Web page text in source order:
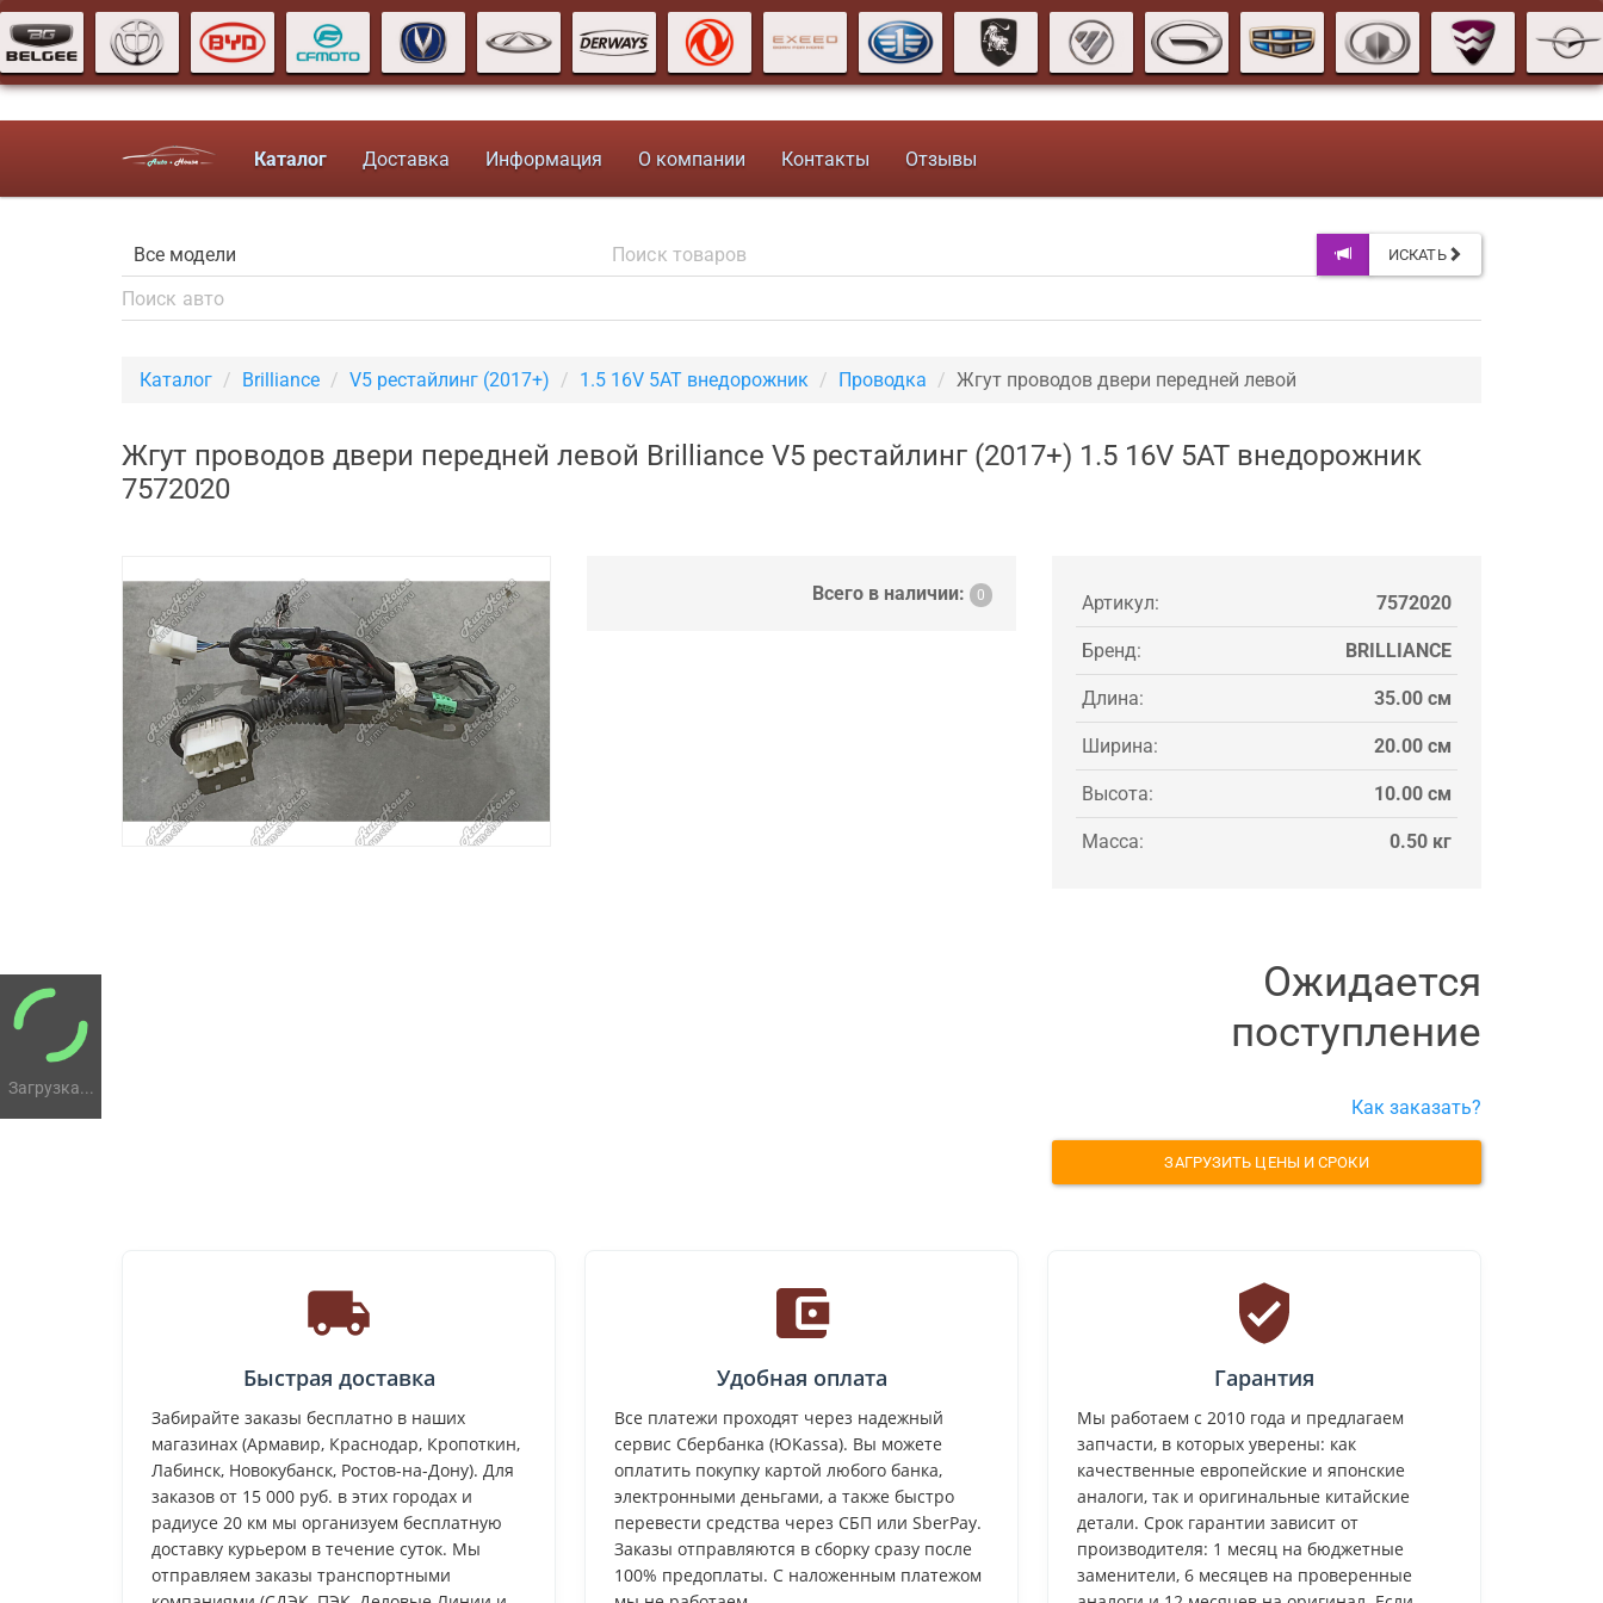
Загрузка...
Каталог Доставка Информация О компании Контакты Отзывы
ИСКАТЬ
Каталог Brilliance V5 рестайлинг (2017+) 1.5 16V 5AT внедорожник Проводка Жгут проводов двери передней левой
Жгут проводов двери передней левой Brilliance V5 рестайлинг (2017+) 1.5 16V 5AT внедорожник
7572020
Всего в наличии: 0 Артикул: 7572020
Бренд: BRILLIANCE
Длина: 35.00 см
Ширина: 20.00 см
Высота: 10.00 см
Масса: 0.50 кг
Ожидается
поступление
Как заказать?
ЗАГРУЗИТЬ ЦЕНЫ И СРОКИ
Быстрая доставка
Забирайте заказы бесплатно в наших
магазинах (Армавир, Краснодар, Кропоткин,
Лабинск, Новокубанск, Ростов-на-Дону). Для
заказов от 15 000 руб. в этих городах и
радиусе 20 км мы организуем бесплатную
доставку курьером в течение суток. Мы
отправляем заказы транспортными
Удобная оплата
Все платежи проходят через надежный
сервис Сбербанка (ЮKassa). Вы можете
оплатить покупку картой любого банка,
электронными деньгами, а также быстро
перевести средства через СБП или SberPay.
Заказы отправляются в сборку сразу после
100% предоплаты. С наложенным платежом
Гарантия
Мы работаем с 2010 года и предлагаем
запчасти, в которых уверены: как
качественные европейские и японские
аналоги, так и оригинальные китайские
детали. Срок гарантии зависит от
производителя: 1 месяц на бюджетные
заменители, 6 месяцев на проверенные